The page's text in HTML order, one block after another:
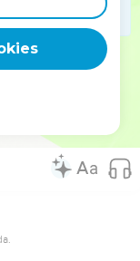
dit Jésus, vous
parce que vous
entière.